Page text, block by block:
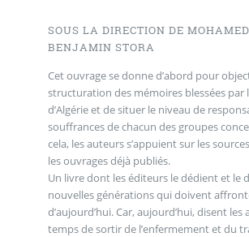
SOUS LA DIRECTION DE
BENJAMIN STORA
Cet ouvrage se donne d’abord pour
structuration des mémoires blessées par
d’Algérie et de situer le niveau de
souffrances de chacun des groupes
cela, les auteurs s’appuient sur les
les ouvrages déjà publiés.
Un livre dont les éditeurs le dédient et le
nouvelles générations qui doivent
d’aujourd’hui. Car, aujourd’hui, disent les
temps de sortir de l’enfermement et du